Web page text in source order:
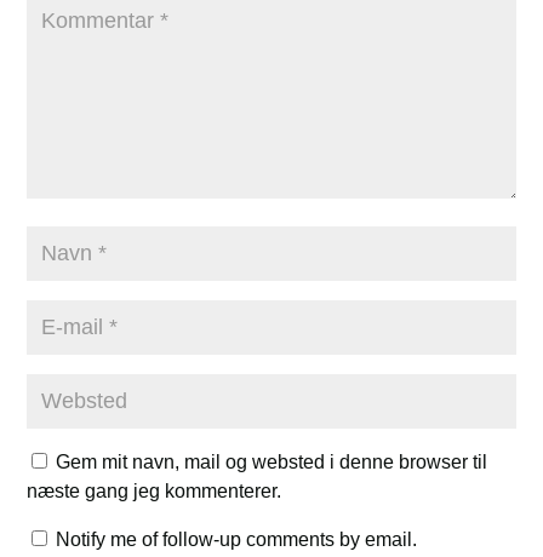
Gem mit navn, mail og websted i denne browser til
næste gang jeg kommenterer.
Notify me of follow-up comments by email.